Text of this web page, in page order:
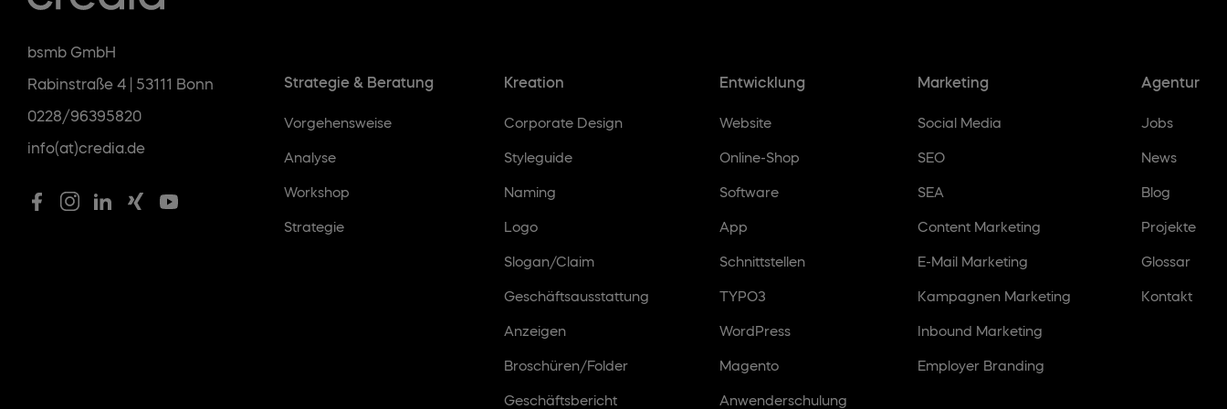
bsmb GmbH
Rabinstraße 4 | 53111 Bonn
0228/96395820
info(at)credia.de
Strategie & Beratung
Vorgehensweise
Analyse
Workshop
Strategie
Kreation
Corporate Design
Styleguide
Naming
Logo
Slogan/Claim
Geschäftsausstattung
Anzeigen
Broschüren/Folder
Geschäftsbericht
Entwicklung
Website
Online-Shop
Software
App
Schnittstellen
TYPO3
WordPress
Magento
Anwenderschulung
Marketing
Social Media
SEO
SEA
Content Marketing
E-Mail Marketing
Kampagnen Marketing
Inbound Marketing
Employer Branding
Agentur
Jobs
News
Blog
Projekte
Glossar
Kontakt